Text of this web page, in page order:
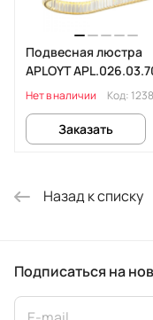
Подвесная люстра
APLOYT
Нет в наличии Код:
Заказать
Назад к списку
Подписаться на